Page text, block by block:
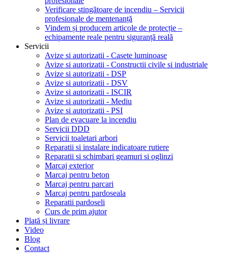
Verificare stingătoare de incendiu – Servicii
profesionale de mentenanță
Vindem și producem articole de protecție –
echipamente reale pentru siguranță reală
Servicii
Avize si autorizatii - Casete luminoase
Avize si autorizatii - Constructii civile si industriale
Avize si autorizatii - DSP
Avize si autorizatii - DSV
Avize si autorizatii - ISCIR
Avize si autorizatii - Mediu
Avize si autorizatii - PSI
Plan de evacuare la incendiu
Servicii DDD
Servicii toaletari arbori
Reparatii si instalare indicatoare rutiere
Reparatii si schimbari geamuri si oglinzi
Marcaj exterior
Marcaj pentru beton
Marcaj pentru parcari
Marcaj pentru pardoseala
Reparatii pardoseli
Curs de prim ajutor
Plată și livrare
Video
Blog
Contact